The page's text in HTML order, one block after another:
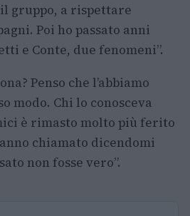
gruppo, a rispettare
Poi ho passato anni
e Conte, due fenomeni”.
Penso che l’abbiamo
modo. Chi lo conosceva
è rimasto molto più ferito
chiamato dicendomi
non fosse vero”.